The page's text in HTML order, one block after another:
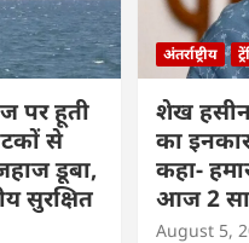
पर हूती
से
डूबा,
सुरक्षित
अंतर्राष्ट्रीय
शेख
का
कहा-
आज 2
August 5,